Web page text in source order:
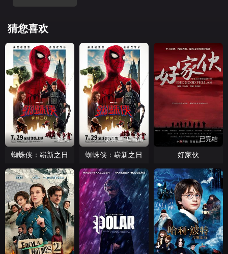
猜您喜欢
抢先
蜘蛛侠：崭新之日
更新至TC高清
蜘蛛侠：崭新之日
已完结
好家伙